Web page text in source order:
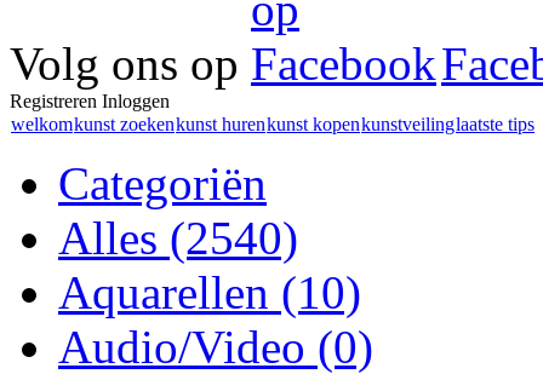
Volg ons op
Registreren Inloggen
welkomkunst zoekenkunst hurenkunst kopenkunstveilinglaatste tips
Categoriën
Alles (2540)
Aquarellen (10)
Audio/Video (0)